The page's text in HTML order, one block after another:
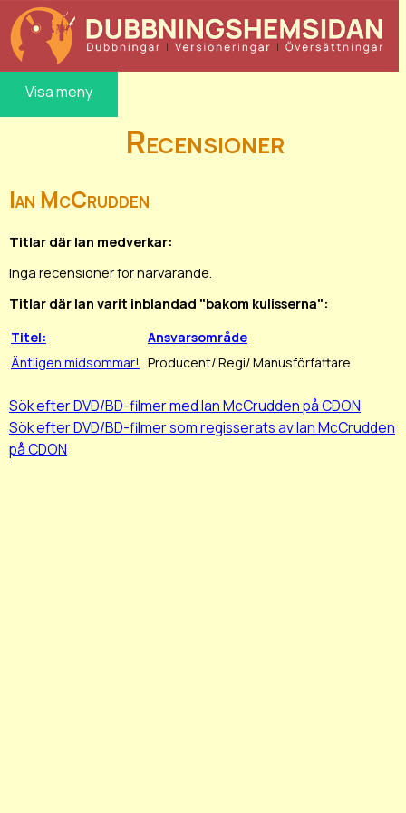
Visa meny
Recensioner
Ian McCrudden
Titlar där Ian medverkar:
Inga recensioner för närvarande.
Titlar där Ian varit inblandad "bakom kulisserna":
Titel:
Ansvarsområde
Äntligen midsommar! Producent/ Regi/ Manusförfattare
Sök efter DVD/BD-filmer med Ian McCrudden på CDON
Sök efter DVD/BD-filmer som regisserats av Ian McCrudden
på CDON